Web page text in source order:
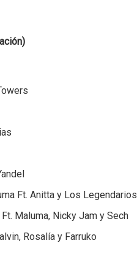
Ft. Anitta y Los Legendarios
Maluma, Nicky Jam y Sech
Rosalía y Farruko